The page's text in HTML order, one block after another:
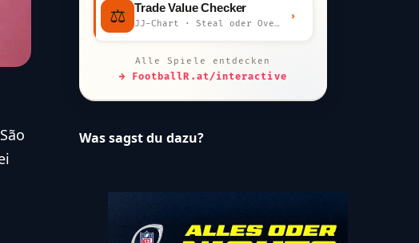
⚖️ Trade Value Checker
JJ-Chart · Steal oder Overpay?
›
Alle Spiele entdecken
→ FootballR.at/interactive
Was sagst du dazu?